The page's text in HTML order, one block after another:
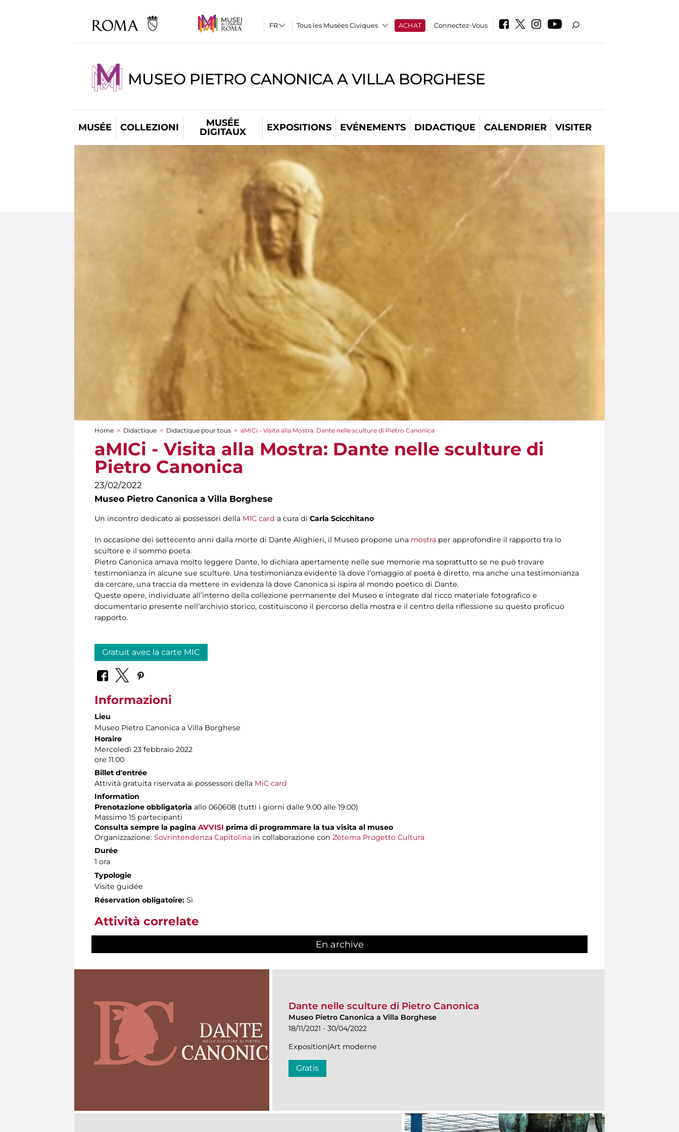
Tous les Musées Civiques ACHAT Connectez-Vous
MUSEO PIETRO CANONICA A VILLA BORGHESE
MUSÉE COLLEZIONI
MUSÉE
DIGITAUX
EXPOSITIONS EVÉNEMENTS DIDACTIQUE CALENDRIER VISITER
You are here
Home > Didactique > Didactique pour tous > aMICi - Visita alla Mostra: Dante nelle sculture di Pietro Canonica
aMICi - Visita alla Mostra: Dante nelle sculture di
Pietro Canonica
23/02/2022
Museo Pietro Canonica a Villa Borghese
Un incontro dedicato ai possessori della MIC card a cura di Carla Scicchitano
In occasione dei settecento anni dalla morte di Dante Alighieri, il Museo propone una mostra per approfondire il rapporto tra lo
scultore e il sommo poeta.
Pietro Canonica amava molto leggere Dante, lo dichiara apertamente nelle sue memorie ma soprattutto se ne può trovare
testimonianza in alcune sue sculture. Una testimonianza evidente là dove l’omaggio al poeta è diretto, ma anche una testimonianza
da cercare, una traccia da mettere in evidenza là dove Canonica si ispira al mondo poetico di Dante.
Queste opere, individuate all’interno della collezione permanente del Museo e integrate dal ricco materiale fotografico e
documentario presente nell’archivio storico, costituiscono il percorso della mostra e il centro della riflessione su questo proficuo
rapporto.
Gratuit avec la carte MIC
Informazioni
Lieu
Museo Pietro Canonica a Villa Borghese
Horaire
Mercoledì 23 febbraio 2022
ore 11.00
Billet d'entrée
Attività gratuita riservata ai possessori della MiC card
Information
Prenotazione obbligatoria allo 060608 (tutti i giorni dalle 9.00 alle 19.00)
Massimo 15 partecipanti
Consulta sempre la pagina AVVISI prima di programmare la tua visita al museo
Organizzazione: Sovrintendenza Capitolina in collaborazione con Zétema Progetto Cultura
Durée
1 ora
Typologie
Visite guidée
Réservation obligatoire: Sì
Attività correlate
En archive
Dante nelle sculture di Pietro Canonica
Museo Pietro Canonica a Villa Borghese
18/11/2021 - 30/04/2022
Exposition|Art moderne
Gratis